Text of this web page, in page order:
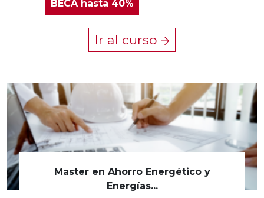
BECA hasta 40%
Ir al curso
Master en Ahorro Energético y
Energías...